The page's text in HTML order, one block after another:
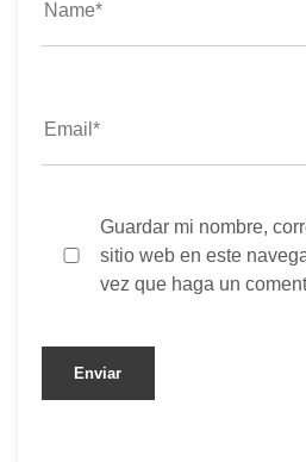
Guardar mi nombre,
sitio web en este
vez que haga un